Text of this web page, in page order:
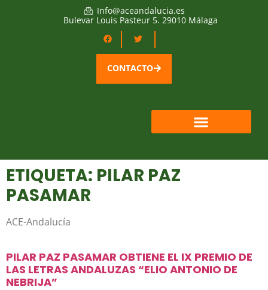
Info@aceandalucia.es
Bulevar Louis Pasteur 5. 29010 Málaga
CONTACTO
ETIQUETA: PILAR PAZ
PASAMAR
ACE-Andalucía
PILAR PAZ PASAMAR OBTIENE EL IX PREMIO DE
LAS LETRAS ANDALUZAS “ELIO ANTONIO DE
NEBRIJA”